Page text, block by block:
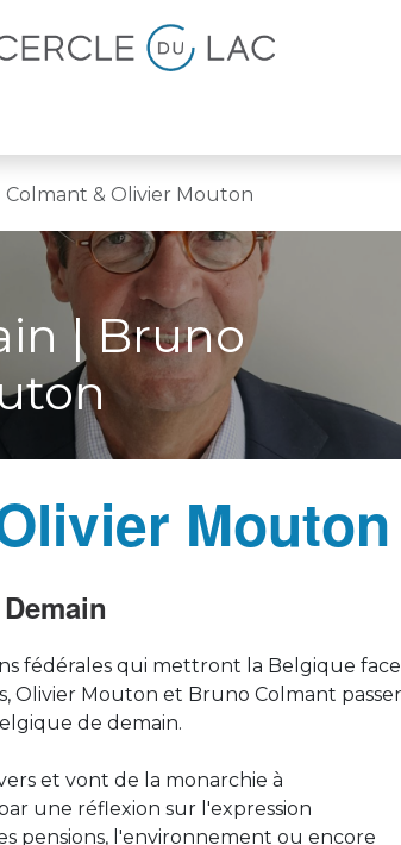
& Olivier Mouton
| Bruno
Mouton
fédérales qui mettront la Belgique
Olivier Mouton et Bruno Colmant
de demain.
et vont de la monarchie à
une réflexion sur l'expression
pensions, l'environnement ou encore